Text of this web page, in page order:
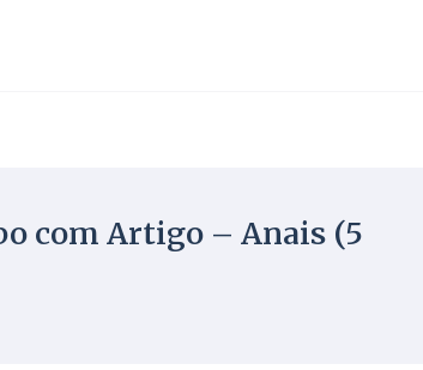
com Artigo – Anais (5